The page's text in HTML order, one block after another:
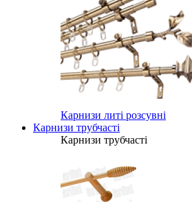
Карнизи литі розсувні
Карнизи трубчасті
Карнизи трубчасті